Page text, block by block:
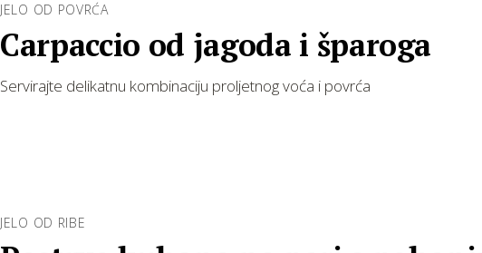
JELO OD POVRĆA
Carpaccio od jagoda i šparoga
Servirajte delikatnu kombinaciju proljetnog voća i povrća
JELO OD RIBE